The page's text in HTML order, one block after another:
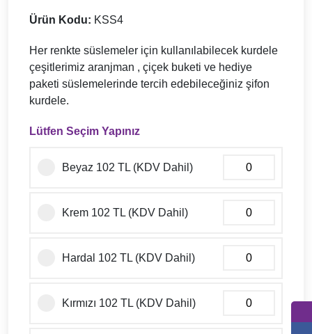
Ürün Kodu: KSS4
Her renkte süslemeler için kullanılabilecek kurdele
çeşitlerimiz aranjman , çiçek buketi ve hediye
paketi süslemelerinde tercih edebileceğiniz şifon
kurdele.
Lütfen Seçim Yapınız
Beyaz 102 TL (KDV Dahil)
Krem 102 TL (KDV Dahil)
Hardal 102 TL (KDV Dahil)
Kırmızı 102 TL (KDV Dahil)